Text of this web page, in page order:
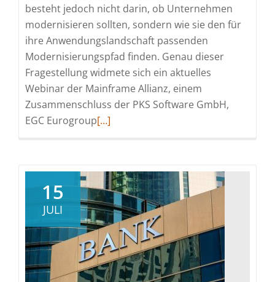
besteht jedoch nicht darin, ob Unternehmen
modernisieren sollten, sondern wie sie den für
ihre Anwendungslandschaft passenden
Modernisierungspfad finden. Genau dieser
Fragestellung widmete sich ein aktuelles
Webinar der Mainframe Allianz, einem
Zusammenschluss der PKS Software GmbH,
EGC EurogroupRead
allein
modernisiert
keinen
Mainframe:
Warum
der
[…]
15
JULI